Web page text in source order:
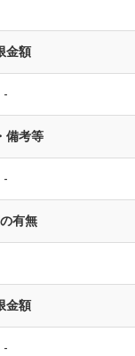
金額
-
備考等
-
有無
金額
-